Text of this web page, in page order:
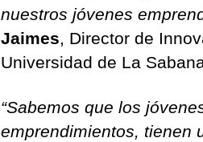
nuestros jóvenes
Jaimes, Director de
Universidad de La
“Sabemos que los
emprendimientos, tienen